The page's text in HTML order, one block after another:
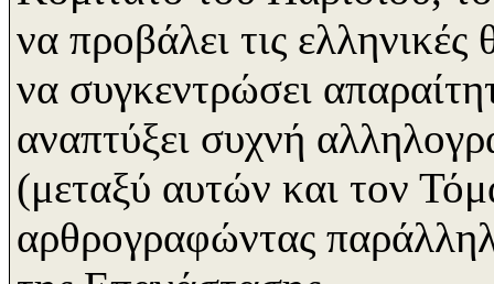
να προβάλει τις ελληνικές
να συγκεντρώσει
αναπτύξει συχνή
(μεταξύ αυτών και τον
αρθρογραφώντας